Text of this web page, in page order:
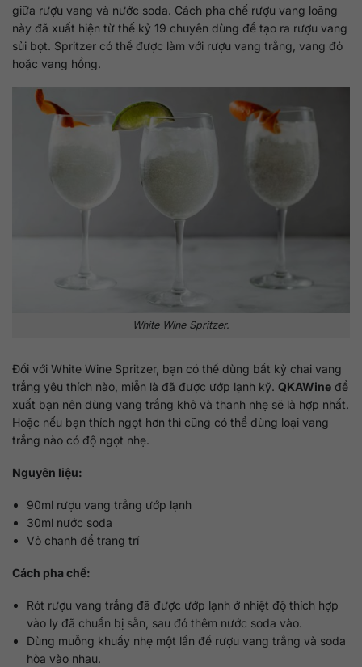
giữa rượu vang và nước soda. Cách pha chế rượu vang loãng
này đã xuất hiện từ thế kỷ 19 chuyên dùng để tạo ra rượu vang
sủi bọt. Spritzer có thể được làm với rượu vang trắng, vang đỏ
hoặc vang hồng.
White Wine Spritzer.
Đối với White Wine Spritzer, bạn có thể dùng bất kỳ chai vang
trắng yêu thích nào, miễn là đã được ướp lạnh kỹ. QKAWine đề
xuất bạn nên dùng vang trắng khô và thanh nhẹ sẽ là hợp nhất.
Hoặc nếu bạn thích ngọt hơn thì cũng có thể dùng loại vang
trắng nào có độ ngọt nhẹ.
Nguyên liệu:
90ml rượu vang trắng ướp lạnh
30ml nước soda
Vỏ chanh để trang trí
Cách pha chế:
Rót rượu vang trắng đã được ướp lạnh ở nhiệt độ thích hợp
vào ly đã chuẩn bị sẵn, sau đó thêm nước soda vào.
Dùng muỗng khuấy nhẹ một lần để rượu vang trắng và soda
hòa vào nhau.